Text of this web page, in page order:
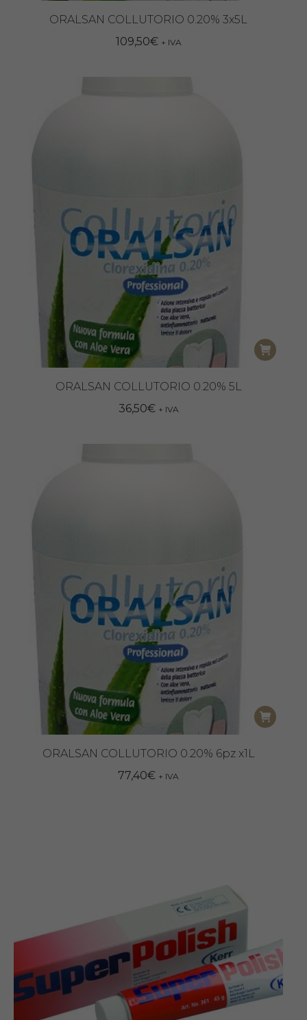
ORALSAN COLLUTORIO 0.20% 3x5L
109,50€ + IVA
ORALSAN COLLUTORIO 0.20% 5L
36,50€ + IVA
ORALSAN COLLUTORIO 0.20% 6pz x1L
77,40€ + IVA